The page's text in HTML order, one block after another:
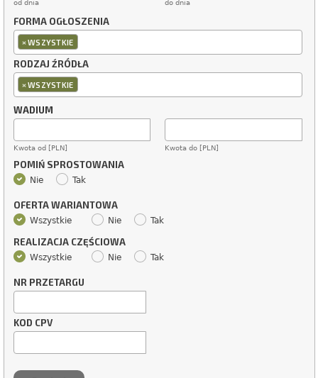
od dnia do dnia
FORMA OGŁOSZENIA
×WSZYSTKIE
RODZAJ ŹRÓDŁA
×WSZYSTKIE
WADIUM
Kwota od [PLN] Kwota do [PLN]
POMIŃ SPROSTOWANIA
Nie Tak
OFERTA WARIANTOWA
Wszystkie Nie Tak
REALIZACJA CZĘŚCIOWA
Wszystkie Nie Tak
NR PRZETARGU
KOD CPV